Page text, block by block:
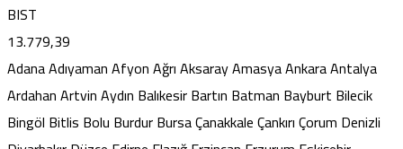
BIST
13.779,39
AdanaAdıyamanAfyonAğrıAksarayAmasyaAnkaraAntalya
ArdahanArtvinAydın BalıkesirBartın Batman Bayburt Bilecik
Bingöl Bitlis Bolu BurdurBursaÇanakkaleÇankırıÇorum Denizli